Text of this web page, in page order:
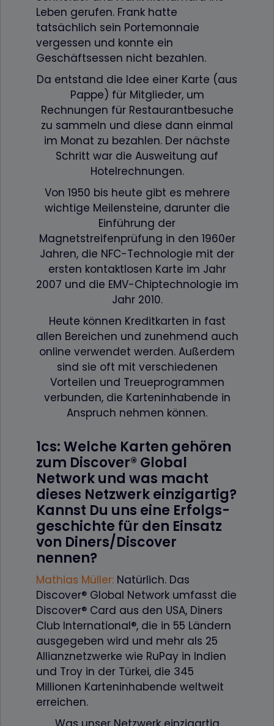
Leben gerufen. Frank hatte
tatsächlich sein Portemonnaie
vergessen und konnte ein
Geschäftsessen nicht bezahlen.
Da entstand die Idee einer Karte (aus
Pappe) für Mitglieder, um
Rechnungen für Restaurantbesuche
zu sammeln und diese dann einmal
im Monat zu bezahlen. Der nächste
Schritt war die Ausweitung auf
Hotelrechnungen.
Von 1950 bis heute gibt es mehrere
wichtige Meilensteine, darunter die
Einführung der
Magnetstreifenprüfung in den 1960er
Jahren, die NFC-Technologie mit der
ersten kontaktlosen Karte im Jahr
2007 und die EMV-Chiptechnologie im
Jahr 2010.
Heute können Kreditkarten in fast
allen Bereichen und zunehmend auch
online verwendet werden. Außerdem
sind sie oft mit verschiedenen
Vorteilen und Treueprogrammen
verbunden, die Karteninhabende in
Anspruch nehmen können.
1cs: Welche Karten gehören
zum Discover® Global
Network und was macht
dieses Netzwerk einzigartig?
Kannst Du uns eine Erfolgs­
geschichte für den Einsatz
von Diners/Discover
nennen?
Mathias Müller:Natürlich. Das
Discover® Global Network umfasst die
Discover® Card aus den USA, Diners
Club International®, die in 55 Ländern
ausgegeben wird und mehr als 25
Allianznetzwerke wie RuPay in Indien
und Troy in der Türkei, die 345
Millionen Karteninhabende weltweit
erreichen.